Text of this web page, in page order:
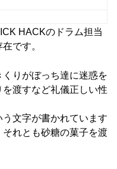
HACKのドラム担当
です。
りがぼっち達に迷惑を
渡すなど礼儀正しい性
う文字が書かれています
れとも砂糖の菓子を渡